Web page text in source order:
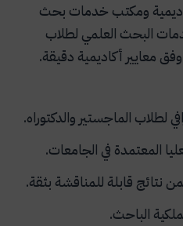
ومكتب خدمات بحث
البحث العلمي لطلاب
معايير أكاديمية دقيقة.
لطلاب الماجستير والدكتوراه.
المعتمدة في الجامعات.
نتائج قابلة للمناقشة بثقة.
الباحث.